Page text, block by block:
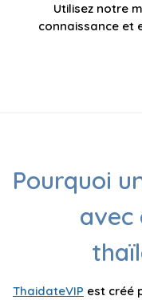
Utilisez notre
connaissance et
Pourquoi
avec
ThaidateVIP est créé